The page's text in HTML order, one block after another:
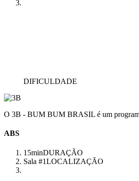
DIFICULDADE
O 3B - BUM BUM BRASIL é um
ABS
15minDURAÇÃO
Sala #1LOCALIZAÇÃO